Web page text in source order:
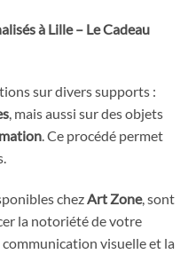
à Lille – Le Cadeau
sur divers supports :
, mais aussi sur des objets
. Ce procédé permet
chezArt Zone, sont
la notoriété de votre
visuelle et la